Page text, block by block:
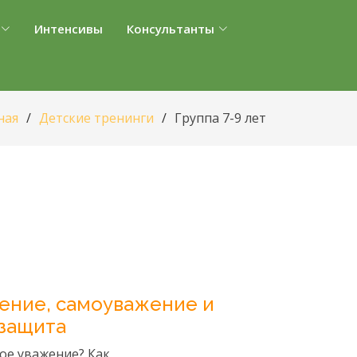
Интенсивы Консультанты
Детские тренинги Группа 7-9 лет
самоуважение и